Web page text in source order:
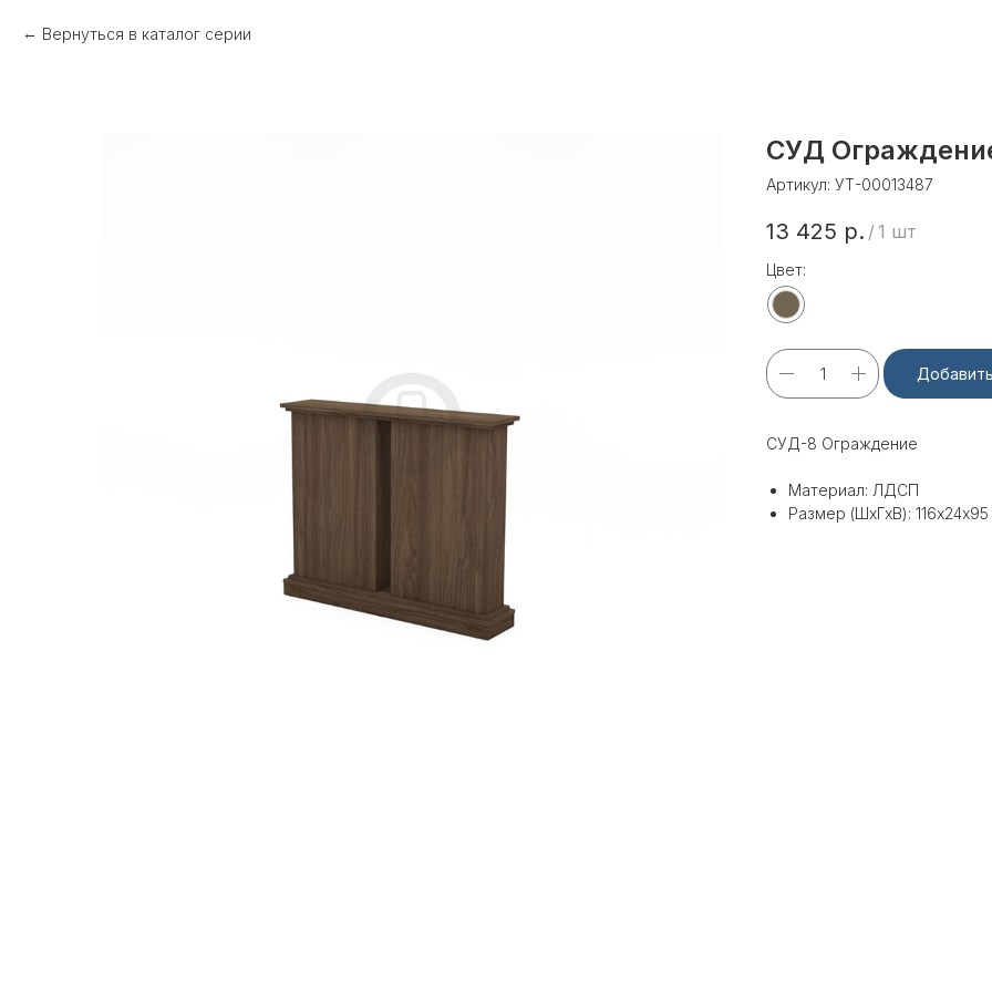
Вернуться в каталог серии
СУД
Артикул: УТ-00013487
13 425 р. /1 шт
Цвет:
СУД-8 Ограждение
Материал: ЛДСП
Размер (ШхГхВ):